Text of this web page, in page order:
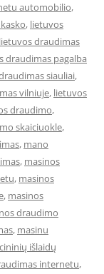
automobilio,
, lietuvos
lietuvos draudimas
draudimas pagalba
siauliai,
vilniuje, lietuvos
draudimo,
skaiciuokle,
, mano
, masinos
, masinos
, masinos
draudimo
, masinu
išlaidų
internetu,